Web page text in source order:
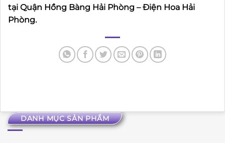
DANH MỤC SẢN PHẨM
tại Quận Hồng Bàng Hải Phòng – Điện Hoa Hải
Phòng.